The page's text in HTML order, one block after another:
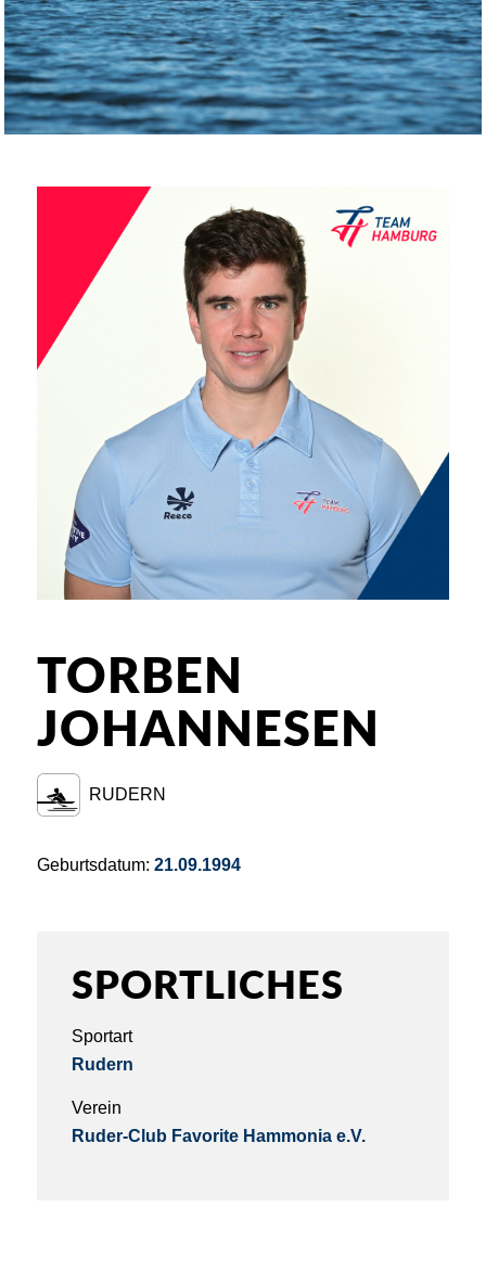
TORBEN
JOHANNESEN
RUDERN
Geburtsdatum: 21.09.1994
SPORTLICHES
Sportart
Rudern
Verein
Ruder-Club Favorite Hammonia e.V.